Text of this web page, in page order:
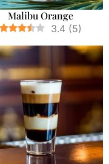
Malibu Orange
3.4 (5)